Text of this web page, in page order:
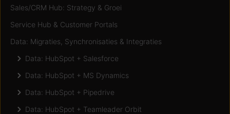
Sales/CRM Hub: Strategy & Groei
Service Hub & Customer Portals
Data: Migraties, Synchronisaties & Integraties
Data: HubSpot + Salesforce
Data: HubSpot + MS Dynamics
Data: HubSpot + Pipedrive
Data: HubSpot + Teamleader Orbit